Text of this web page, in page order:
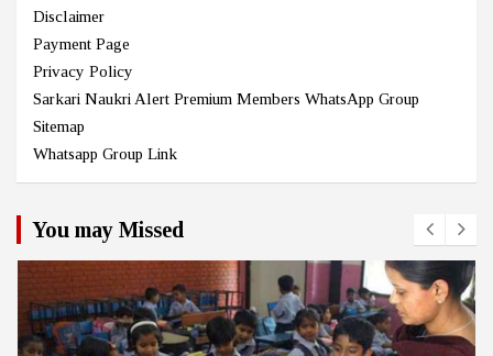
Disclaimer
Payment Page
Privacy Policy
Sarkari Naukri Alert Premium Members WhatsApp Group
Sitemap
Whatsapp Group Link
You may Missed